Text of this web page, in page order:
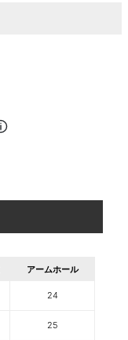
アームホール
24
25